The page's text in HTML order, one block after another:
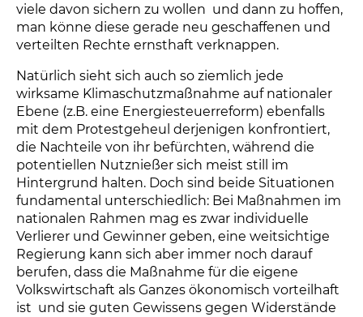
viele davon sichern zu wollen  und dann zu hoffen,
man könne diese gerade neu geschaffenen und
verteilten Rechte ernsthaft verknappen.
Natürlich sieht sich auch so ziemlich jede
wirksame Klimaschutzmaßnahme auf nationaler
Ebene (z.B. eine Energiesteuerreform) ebenfalls
mit dem Protestgeheul derjenigen konfrontiert,
die Nachteile von ihr befürchten, während die
potentiellen Nutznießer sich meist still im
Hintergrund halten. Doch sind beide Situationen
fundamental unterschiedlich: Bei Maßnahmen im
nationalen Rahmen mag es zwar individuelle
Verlierer und Gewinner geben, eine weitsichtige
Regierung kann sich aber immer noch darauf
berufen, dass die Maßnahme für die eigene
Volkswirtschaft als Ganzes ökonomisch vorteilhaft
ist  und sie guten Gewissens gegen Widerstände